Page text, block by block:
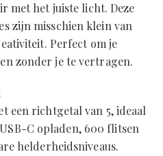
met het juiste licht. Deze
zijn misschien klein van
Perfect om je
zonder je te vertragen.
een richtgetal van 5, ideaal
C opladen, 600 flitsen
helderheidsniveaus.